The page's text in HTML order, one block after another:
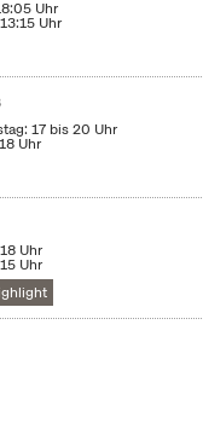
Uhr
Uhr
17 bis 20 Uhr
Uhr
Uhr
Uhr